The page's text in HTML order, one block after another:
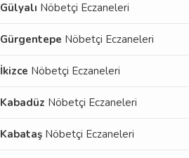
Gülyalı Nöbetçi Eczaneleri
Gürgentepe Nöbetçi Eczaneleri
İkizce Nöbetçi Eczaneleri
Kabadüz Nöbetçi Eczaneleri
Kabataş Nöbetçi Eczaneleri